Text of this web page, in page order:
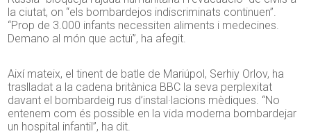
la ciutat, on “els bombardejos indiscriminats continuen”.
“Prop de 3.000 infants necessiten aliments i medecines.
Demano al món que actuï”, ha afegit.
Així mateix, el tinent de batle de Mariúpol, Serhiy Orlov, ha
traslladat a la cadena britànica BBC la seva perplexitat
davant el bombardeig rus d’instal·lacions mèdiques. “No
entenem com és possible en la vida moderna bombardejar
un hospital infantil”, ha dit.